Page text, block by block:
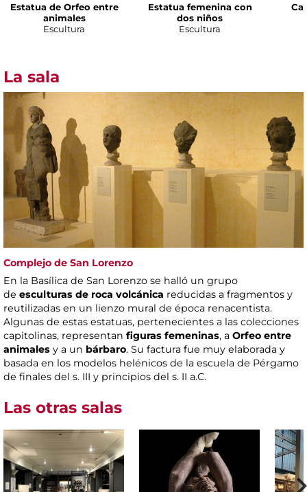
Estatua de Orfeo entre
animales
Escultura
Estatua femenina con
dos niños
Escultura
La sala
Complejo de San Lorenzo
En la Basílica de San Lorenzo se halló un grupo
de esculturas de roca volcánica reducidas a fragmentos y
reutilizadas en un lienzo mural de época renacentista.
Algunas de estas estatuas, pertenecientes a las colecciones
capitolinas, representan figuras femeninas, a Orfeo entre
animales y a un bárbaro. Su factura fue muy elaborada y
basada en los modelos helénicos de la escuela de Pérgamo
de finales del s. III y principios del s. II a.C.
Las otras salas